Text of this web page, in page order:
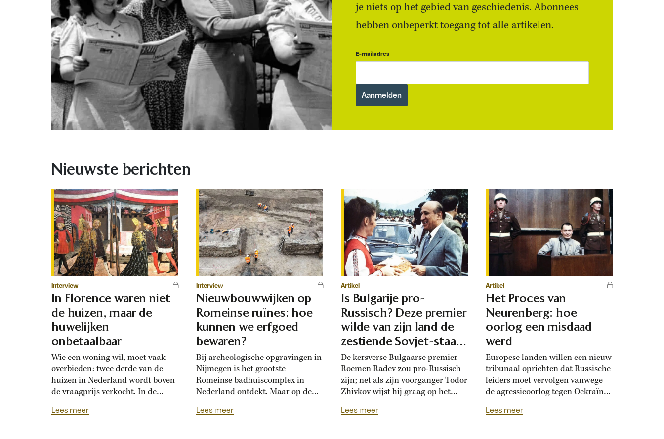
je niets op het gebied van geschiedenis. Abonnees
hebben onbeperkt toegang tot alle artikelen.
E-mailadres
Nieuwste berichten
Interview
In Florence waren niet
de huizen, maar de
huwelijken
onbetaalbaar
Wie een woning wil, moet vaak
overbieden: twee derde van de
huizen in Nederland wordt boven
de vraagprijs verkocht. In de
ook last van overbiedingsgekte:
Lees meer
Interview
Nieuwbouwwijken op
Romeinse ruïnes: hoe
kunnen we erfgoed
bewaren?
Bij archeologische opgravingen in
Nijmegen is het grootste
Romeinse badhuiscomplex in
Nederland ontdekt. Maar op de
binnenkort een nieuwe woonwijk
Lees meer
Artikel
Is Bulgarije pro-
Russisch? Deze premier
wilde van zijn land de
zestiende Sovjet-staat
maken
De kersverse Bulgaarse premier
Roemen Radev zou pro-Russisch
zijn; net als zijn voorganger Todor
Zhivkov wijst hij graag op het
1878. Die vroegere premier was zo
Lees meer
Artikel
Het Proces van
Neurenberg: hoe
oorlog een misdaad
werd
Europese landen willen een nieuw
tribunaal oprichten dat Russische
leiders moet vervolgen vanwege
de agressieoorlog tegen Oekraïne.
Neurenberg voor het eerst
Lees meer